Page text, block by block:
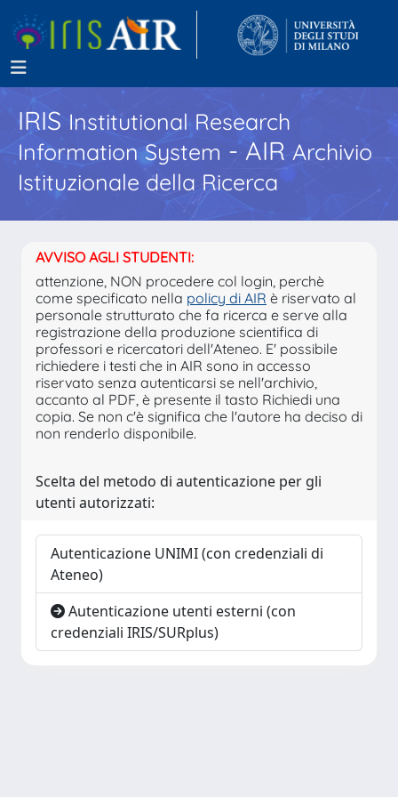
IRISInstitutional Research
Information System - AIR Archivio
Istituzionale della Ricerca
AVVISO AGLI STUDENTI:
attenzione, NON procedere col login, perchè
come specificato nella policy di AIR è riservato al
personale strutturato che fa ricerca e serve alla
registrazione della produzione scientifica di
professori e ricercatori dell'Ateneo. E' possibile
richiedere i testi che in AIR sono in accesso
riservato senza autenticarsi se nell'archivio,
accanto al PDF, è presente il tasto Richiedi una
copia. Se non c'è significa che l'autore ha deciso di
non renderlo disponibile.
Scelta del metodo di autenticazione per gli
utenti autorizzati:
Autenticazione UNIMI (con credenziali di
Ateneo)
Autenticazione utenti esterni (con
credenziali IRIS/SURplus)